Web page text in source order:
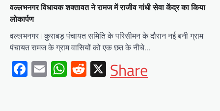
वल्लभनगर विधायक शक्तावत ने रामज में राजीव गांधी सेवा केंद्र का किया
लोकार्पण
वल्लभनगर।कुराबड़ पंचायत समिति के परिसीमन के दौरान नई बनी ग्राम
पंचायत रामज के ग्राम वासियों को एक छत के नीचे…
Facebook
EmailWhatsApp
Reddit
X
Share